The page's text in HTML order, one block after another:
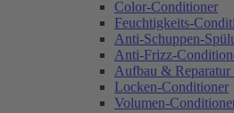
Color-Conditioner
Feuchtigkeits-
Anti-Schuppen-
Anti-Frizz-
Aufbau & Reparatur
Locken-Conditioner
Volumen-